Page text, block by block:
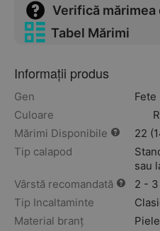
Verifică mărimea
Tabel Mărimi
Informații produs
Gen
Fete
Culoare
Mărimi Disponibile
22
Tip calapod
sau
Vârstă recomandată
2 -
Tip Incaltaminte
Material branț